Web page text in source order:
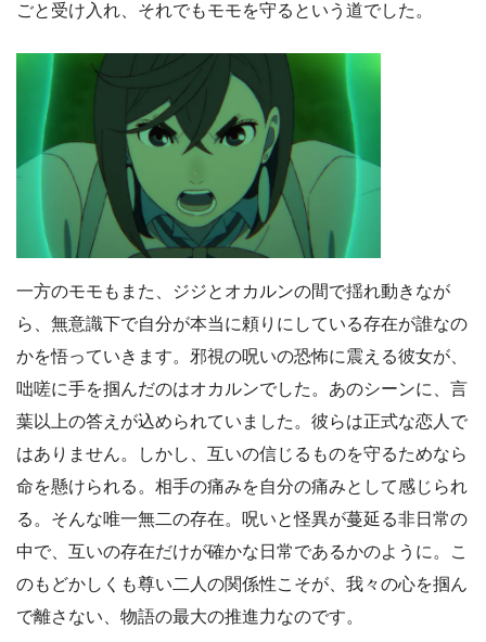
ごと受け入れ、それでもモモを守るという道でした。
一方のモモもまた、ジジとオカルンの間で揺れ動きなが
ら、無意識下で自分が本当に頼りにしている存在が誰なの
かを悟っていきます。邪視の呪いの恐怖に震える彼女が、
咄嗟に手を掴んだのはオカルンでした。あのシーンに、言
葉以上の答えが込められていました。彼らは正式な恋人で
はありません。しかし、互いの信じるものを守るためなら
命を懸けられる。相手の痛みを自分の痛みとして感じられ
る。そんな唯一無二の存在。呪いと怪異が蔓延る非日常の
中で、互いの存在だけが確かな日常であるかのように。こ
のもどかしくも尊い二人の関係性こそが、我々の心を掴ん
で離さない、物語の最大の推進力なのです。